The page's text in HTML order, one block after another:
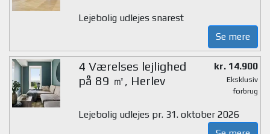
Lejebolig udlejes snarest
Se mere
4 Værelses lejlighed
på 89 ㎡, Herlev
kr. 14.900
Eksklusiv
forbrug
Lejebolig udlejes pr. 31. oktober 2026